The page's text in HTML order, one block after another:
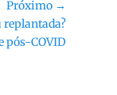
Próximo →
replantada?
pós-COVID